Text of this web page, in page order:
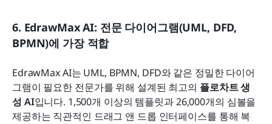
6. EdrawMax AI: 전문 다이어그램(UML, DFD,
BPMN)에 가장 적합
EdrawMax AI는 UML, BPMN, DFD와 같은 정밀한 다이어
그램이 필요한 전문가를 위해 설계된 최고의 플로차트 생
성 AI입니다. 1,500개 이상의 템플릿과 26,000개의 심볼을
제공하는 직관적인 드래그 앤 드롭 인터페이스를 통해 복